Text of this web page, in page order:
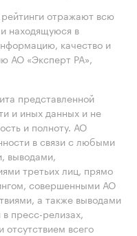
отражают всю
находящуюся в
качество и
АО «Эксперт РА»,
представленной
и иных данных и не
и полноту. АО
в связи с любыми
выводами,
третьих лиц, прямо
совершенными АО
а также выводами
пресс-релизах,
всего